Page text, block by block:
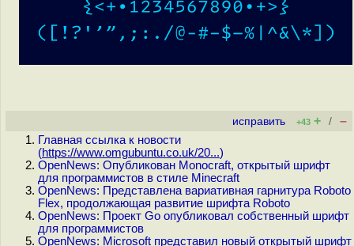
исправить +43 + / –
Главная ссылка к новости
(https://www.omgubuntu.co.uk/20...)
OpenNews: Опубликован Monocraft, открытый шрифт
для программистов в стиле Minecraft
OpenNews: Представлена вариативная гарнитура Roboto
Flex, продолжающая развитие шрифта Roboto
OpenNews: Проект Go опубликовал собственный шрифт
для программистов
OpenNews: Microsoft представил новый открытый шрифт